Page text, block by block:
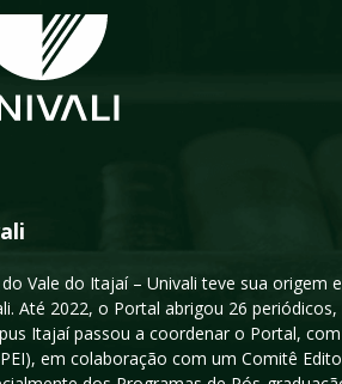
Vale do Itajaí – Univali teve sua
Até 2022, o Portal abrigou 26
Itajaí passou a coordenar o Portal,
em colaboração com um Comitê